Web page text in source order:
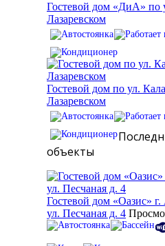
Гостевой дом «ДиА» по
Лазаревском
Гостевой дом по ул.
Лазаревском
объекты
Гостевой дом «Оазис»
ул. Песчаная д. 4